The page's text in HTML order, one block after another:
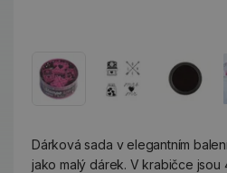
Dárková sada v elegantním
jako malý dárek. V krabičce jsou